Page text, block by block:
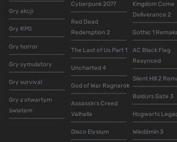
Gry akcji
Gry RPG
Gry horror
Gry symulatory
Gry survival
Gry z otwartym
światem
Cyberpunk 2077
Red Dead
Redemption 2
The Last of Us Part 1
Uncharted 4
God of War Ragnarok
Assassin's Creed
Valhalla
Disco Elysium
Kingdom Come
Deliverance 2
Gothic 1
AC Black Flag
Resynced
Silent Hill 2
Baldurs Gate 3
Hogwarts
Wiedźmin 3